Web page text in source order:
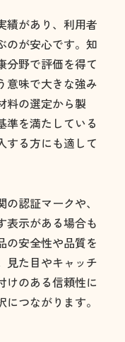
績があり、利用者
のが安心です。知
分野で評価を得て
意味で大きな強み
料の選定から製
準を満たしている
する方にも適して
認証マークや、
表示がある場合も
の安全性や品質を
見た目やキャッチ
けのある信頼性に
つながります。